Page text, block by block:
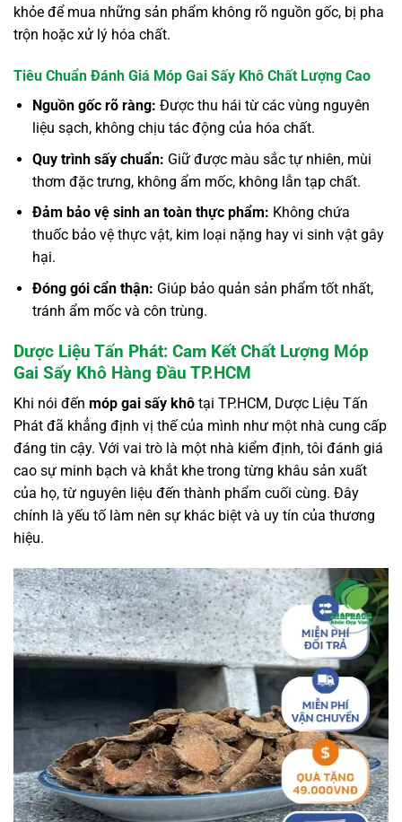
khỏe để mua những sản phẩm không rõ nguồn gốc, bị pha
trộn hoặc xử lý hóa chất.
Tiêu Chuẩn Đánh Giá Móp Gai Sấy Khô Chất Lượng Cao
Nguồn gốc rõ ràng: Được thu hái từ các vùng nguyên
liệu sạch, không chịu tác động của hóa chất.
Quy trình sấy chuẩn: Giữ được màu sắc tự nhiên, mùi
thơm đặc trưng, không ẩm mốc, không lẫn tạp chất.
Đảm bảo vệ sinh an toàn thực phẩm: Không chứa
thuốc bảo vệ thực vật, kim loại nặng hay vi sinh vật gây
hại.
Đóng gói cẩn thận: Giúp bảo quản sản phẩm tốt nhất,
tránh ẩm mốc và côn trùng.
Dược Liệu Tấn Phát: Cam Kết Chất Lượng Móp
Gai Sấy Khô Hàng Đầu TP.HCM
Khi nói đến móp gai sấy khô tại TP.HCM, Dược Liệu Tấn
Phát đã khẳng định vị thế của mình như một nhà cung cấp
đáng tin cậy. Với vai trò là một nhà kiểm định, tôi đánh giá
cao sự minh bạch và khắt khe trong từng khâu sản xuất
của họ, từ nguyên liệu đến thành phẩm cuối cùng. Đây
chính là yếu tố làm nên sự khác biệt và uy tín của thương
hiệu.